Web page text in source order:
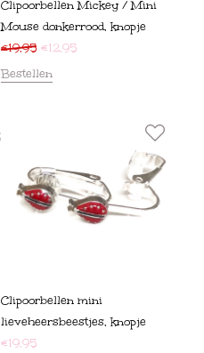
Clipoorbellen Mickey / Mini
Mouse donkerrood, knopje
€19,95 €12,95
Bestellen
Clipoorbellen mini
lieveheersbeestjes, knopje
€19,95